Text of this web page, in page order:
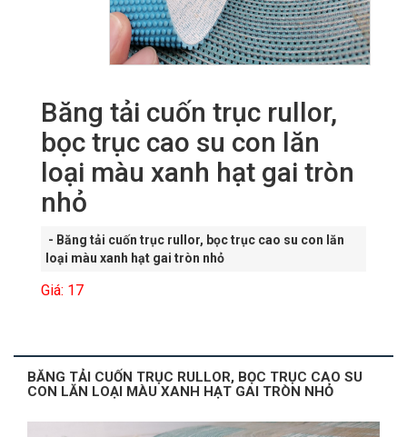
Băng tải cuốn trục rullor,
bọc trục cao su con lăn
loại màu xanh hạt gai tròn
nhỏ
- Băng tải cuốn trục rullor, bọc trục cao su con lăn
loại màu xanh hạt gai tròn nhỏ
Giá: 17
BĂNG TẢI CUỐN TRỤC RULLOR, BỌC TRỤC CAO SU
CON LĂN LOẠI MÀU XANH HẠT GAI TRÒN NHỎ